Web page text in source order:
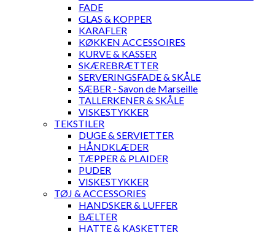
FADE
GLAS & KOPPER
KARAFLER
KØKKEN ACCESSOIRES
KURVE & KASSER
SKÆREBRÆTTER
SERVERINGSFADE & SKÅLE
SÆBER - Savon de Marseille
TALLERKENER & SKÅLE
VISKESTYKKER
TEKSTILER
DUGE & SERVIETTER
HÅNDKLÆDER
TÆPPER & PLAIDER
PUDER
VISKESTYKKER
TØJ & ACCESSORIES
HANDSKER & LUFFER
BÆLTER
HATTE & KASKETTER